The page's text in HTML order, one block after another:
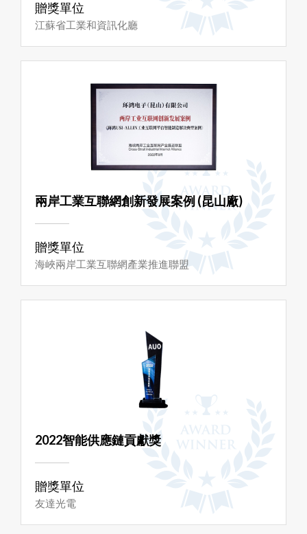
贈獎單位
江蘇省工業和資訊化廳
兩岸工業互聯網創新發展案例 (昆山廠)
贈獎單位
海峽兩岸工業互聯網產業推進聯盟
2022智能供應鏈貢獻獎
贈獎單位
友達光電